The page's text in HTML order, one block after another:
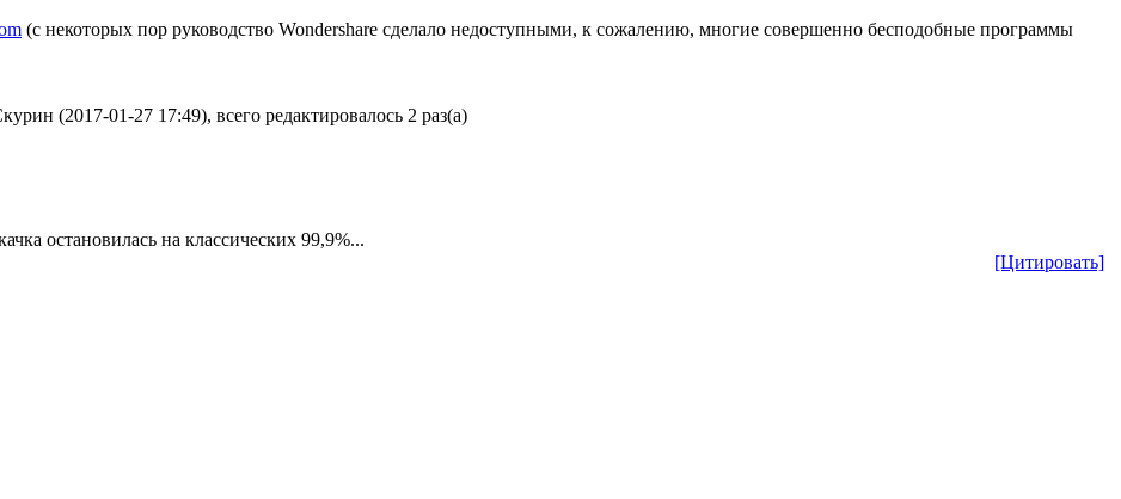
(с некоторых пор руководство Wondershare сделало недоступными, к сожалению, многие совершенно бесподобные программы
(2017-01-27 17:49), всего редактировалось 2 раз(а)
[Цитировать]
остановилась на классических 99,9%...